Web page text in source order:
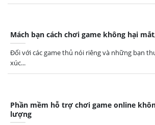
Mách bạn cách chơi game không hại
Đối với các game thủ nói riêng và những bạn
xúc...
Phần mềm hỗ trợ chơi game online
lượng